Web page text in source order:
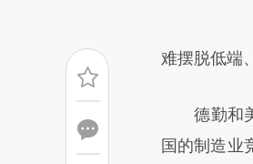
难摆脱低端
德勤和美
国的制造业